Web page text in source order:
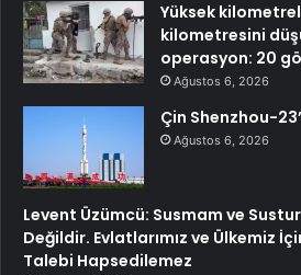
Yüksek
kilometresini
operasyon: 20
Ağustos 6, 2026
Çin Shenzhou-
Ağustos 6, 2026
Levent Üzümcü: Susmam ve
Değildir. Evlatlarımız ve Ülkemiz
Talebi Hapsedilemez